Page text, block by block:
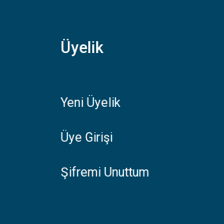
Üyelik
Yeni Üyelik
Üye Girişi
Şifremi Unuttum